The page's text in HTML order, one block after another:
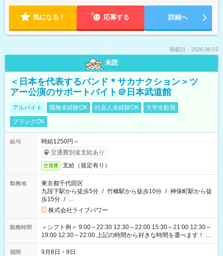
気になる！ 応募する 詳細へ
掲載日：2026.08.03
未読
＜日本を代表するバンド＊サカナクション＞ツ
アー公演のサポートバイト＠日本武道館
アルバイト 職種未経験OK 社会人未経験OK
大学生歓迎
ブランクOK
給与
時給1250円～
交通費別途支給あり
交通費 支給（規定有り）
勤務地
東京都千代田区
九段下駅から徒歩5分 / 竹橋駅から徒歩10分 / 神保町駅から徒
歩15分 / …
株式会社ライブパワー
勤務時間
＜シフト例＞ 9:00～22:30 12:30～22:00 15:30～21:00 12:30～
19:00 12:30～22:00 上記の時間から好きな時間を選べます！ ※
時間は変更となる可能性があります
期間 9月8日・9日